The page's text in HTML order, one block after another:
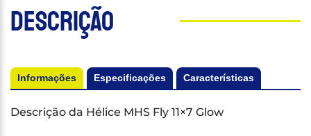
Descrição
Informações Especificações Características
Descrição da Hélice MHS Fly 11×7 Glow